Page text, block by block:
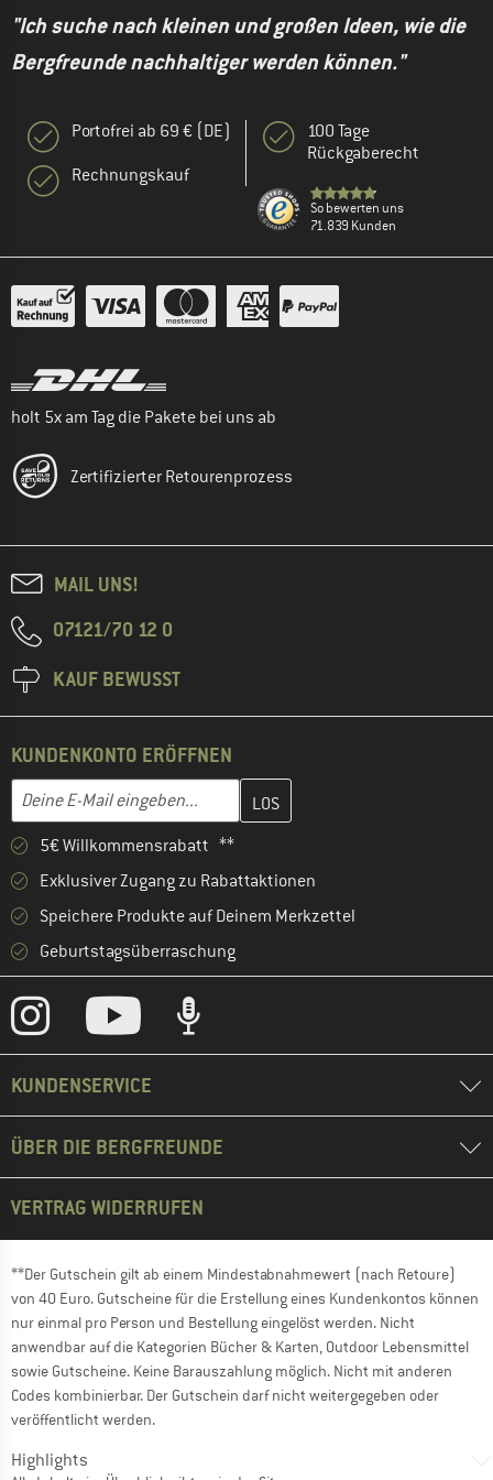
"Ich suche nach kleinen und großen Ideen, wie die
Bergfreunde nachhaltiger werden können."
Portofrei ab 69 € (DE)
Rechnungskauf
100 Tage
Rückgaberecht
So bewerten uns
71.839 Kunden
holt 5x am Tag die Pakete bei uns ab
Zertifizierter Retourenprozess
MAIL UNS!
07121/70 12 0
KAUF BEWUSST
KUNDENKONTO ERÖFFNEN
E-Mail-Adresse
Gib hier deine E-Mail-Adresse ein und erstelle im nächsten
5€ Willkommensrabatt **
Exklusiver Zugang zu Rabattaktionen
Speichere Produkte auf Deinem Merkzettel
Geburtstagsüberraschung
KUNDENSERVICE
ÜBER DIE BERGFREUNDE
VERTRAG WIDERRUFEN
**Der Gutschein gilt ab einem Mindestabnahmewert (nach Retoure)
von 40 Euro. Gutscheine für die Erstellung eines Kundenkontos können
nur einmal pro Person und Bestellung eingelöst werden. Nicht
anwendbar auf die Kategorien Bücher & Karten, Outdoor Lebensmittel
sowie Gutscheine. Keine Barauszahlung möglich. Nicht mit anderen
Codes kombinierbar. Der Gutschein darf nicht weitergegeben oder
veröffentlicht werden.
Highlights